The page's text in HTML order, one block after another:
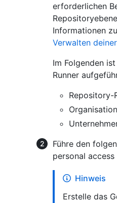
erforderlichen
Informationen
Verwalten
Im Folgenden
Runner
Repository-
Führe den
personal
Hinweis
Erstelle das